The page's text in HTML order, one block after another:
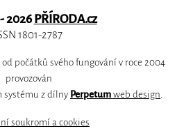
2026PŘÍRODA.cz
1801-2787
počátků svého fungování v roce 2004
provozován
systému z dílny Perpetum web design
soukromí a cookies